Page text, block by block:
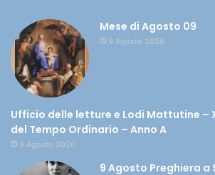
Mese di Agosto 09
9 Agosto 2026
Ufficio delle letture e Lodi Mattutine –
del Tempo Ordinario – Anno A
9 Agosto 2026
9 Agosto Preghiera a